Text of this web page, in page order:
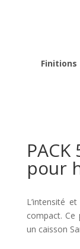
Finitions
PACK
pour
L’intensité
compact.
un caisson